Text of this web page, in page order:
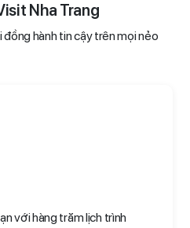
Nha Trang
hành tin cậy trên mọi nẻo
với hàng trăm lịch trình